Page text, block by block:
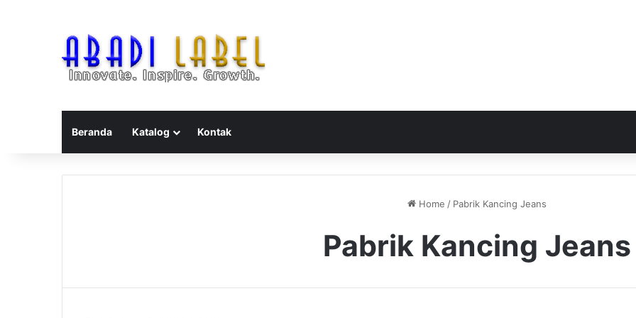
Beranda Katalog Kontak
Home / Pabrik Kancing Jeans
Pabrik Kancing Jeans